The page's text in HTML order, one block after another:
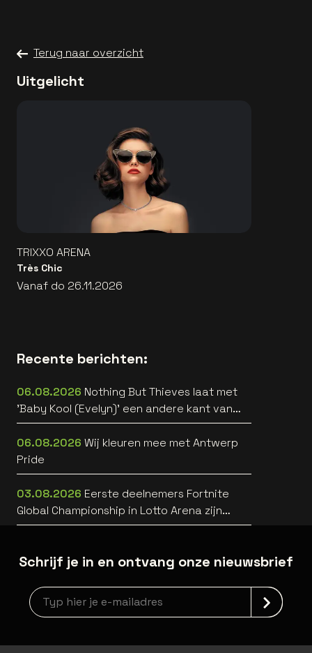
Terug naar overzicht
Uitgelicht
TRIXXO ARENA
Très Chic
Vanaf do 26.11.2026
Recente berichten:
06.08.2026 Nothing But Thieves laat met
'Baby Kool (Evelyn)' een andere kant van
zich horen [video]
06.08.2026 Wij kleuren mee met Antwerp
Pride
03.08.2026 Eerste deelnemers Fortnite
Global Championship in Lotto Arena zijn
bekend
Schrijf je in en ontvang onze nieuwsbrief
Nieuwsbrief aanmelding